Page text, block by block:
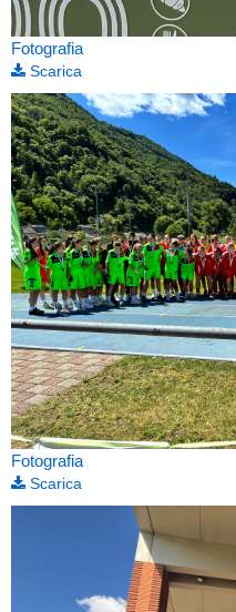
Fotografia
Scarica
Fotografia
Scarica